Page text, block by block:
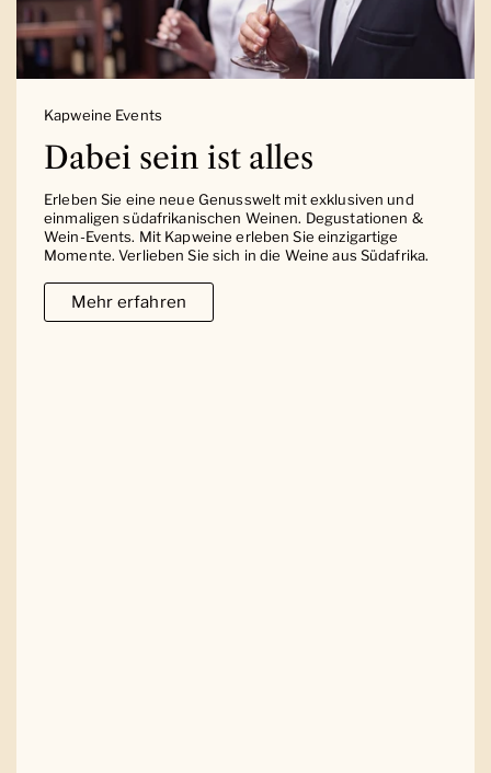
Kapweine Events
Dabei sein ist alles
Erleben Sie eine neue Genusswelt mit exklusiven und
einmaligen südafrikanischen Weinen. Degustationen &
Wein-Events. Mit Kapweine erleben Sie einzigartige
Momente. Verlieben Sie sich in die Weine aus Südafrika.
Mehr erfahren